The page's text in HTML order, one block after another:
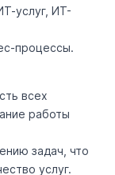
услуг, ИТ-
процессы.
всех
работы
задач, что
услуг.